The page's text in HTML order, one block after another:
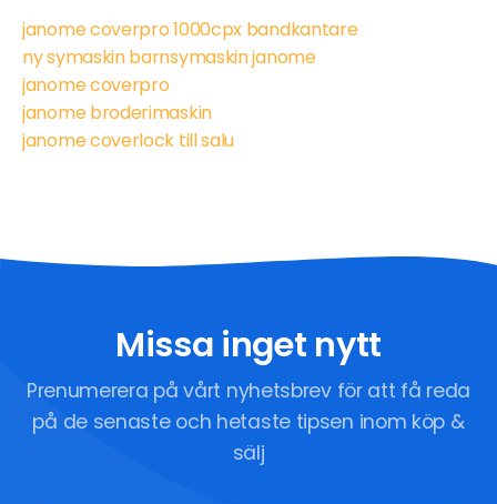
janome coverpro 1000cpx bandkantare
ny symaskin barnsymaskin janome
janome coverpro
janome broderimaskin
janome coverlock till salu
Missa inget nytt
Prenumerera på vårt nyhetsbrev för att få reda
på de senaste och hetaste tipsen inom köp &
sälj